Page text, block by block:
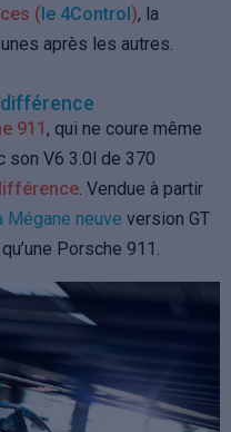
(le 4Control), la
après les autres.
911, qui ne coure même
son V6 3.0l de 370
. Vendue à partir
Mégane neuve version GT
qu’une Porsche 911.